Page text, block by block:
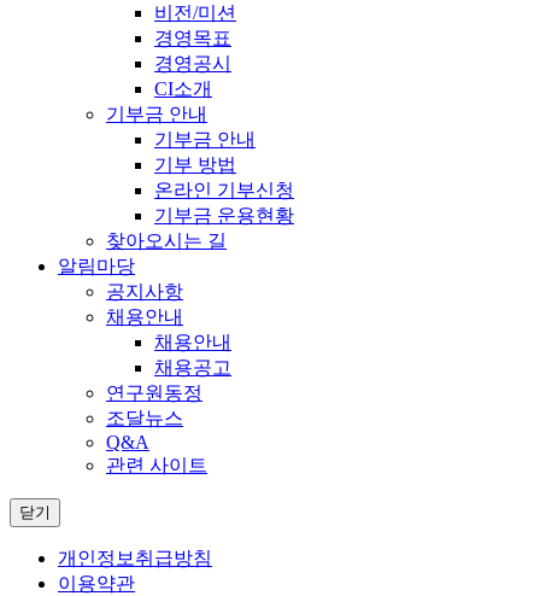
비전/미션
경영목표
경영공시
CI소개
기부금 안내
기부금 안내
기부 방법
온라인 기부신청
기부금 운용현황
찾아오시는 길
알림마당
공지사항
채용안내
채용안내
채용공고
연구원동정
조달뉴스
Q&A
관련 사이트
닫기
개인정보취급방침
이용약관